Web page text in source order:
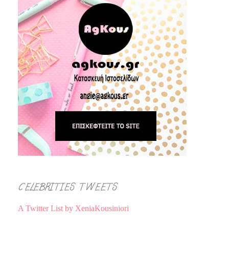
CELEBRITIES TWEETS
A Twitter List by XeniaKousiniori